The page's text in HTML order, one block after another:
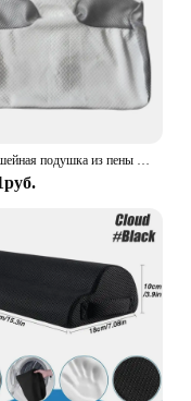
Новая шейная подушка из пены с эффектом памяти, эргономичная контурная ортопедическая подушка 2 в 1, для боли в шее, контурные поддерживающие подушки, подушка для шеи